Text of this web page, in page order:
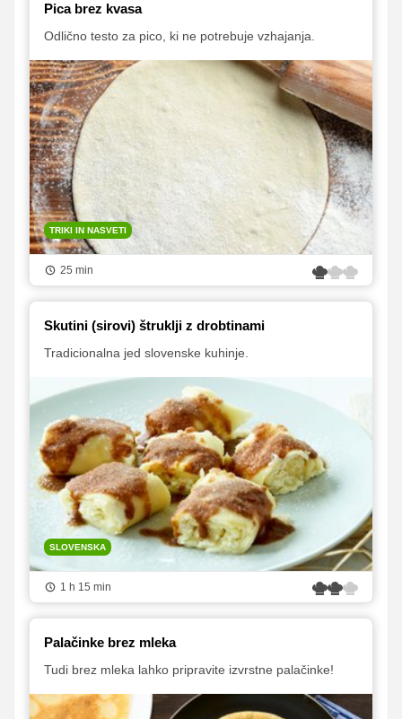
Pica brez kvasa
Odlično testo za pico, ki ne potrebuje vzhajanja.
TRIKI IN NASVETI
25 min
Skutini (sirovi) štruklji z drobtinami
Tradicionalna jed slovenske kuhinje.
SLOVENSKA
1 h 15 min
Palačinke brez mleka
Tudi brez mleka lahko pripravite izvrstne palačinke!